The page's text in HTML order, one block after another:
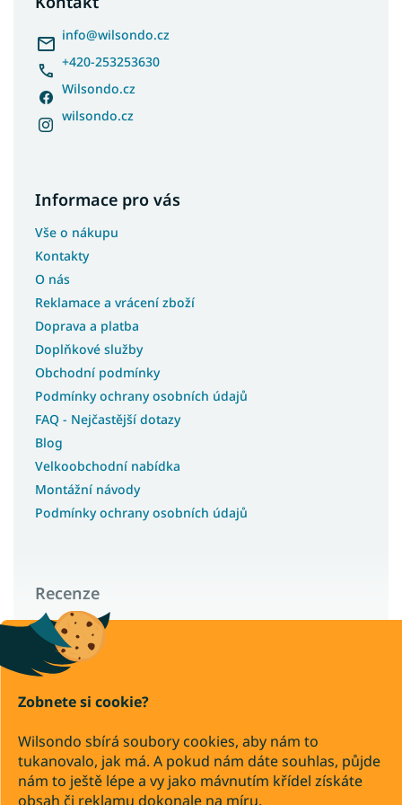
Zobnete si cookie?
Wilsondo sbírá soubory cookies, aby nám to
tukanovalo, jak má. A pokud nám dáte souhlas, půjde
nám to ještě lépe a vy jako mávnutím křídel získáte
obsah či reklamu dokonale na míru.
info@wilsondo.cz
+420-253253630
Wilsondo.cz
wilsondo.cz
Informace pro vás
Vše o nákupu
Kontakty
O nás
Reklamace a vrácení zboží
Doprava a platba
Doplňkové služby
Obchodní podmínky
Podmínky ochrany osobních údajů
FAQ - Nejčastější dotazy
Blog
Velkoobchodní nabídka
Montážní návody
Podmínky ochrany osobních údajů
Recenze
Wilsondo – recenze a zkušenosti zákazníků
Převod Dobírka
Copyright 2026
. Všechna práva vyhrazena.
Upravit nastavení cookies